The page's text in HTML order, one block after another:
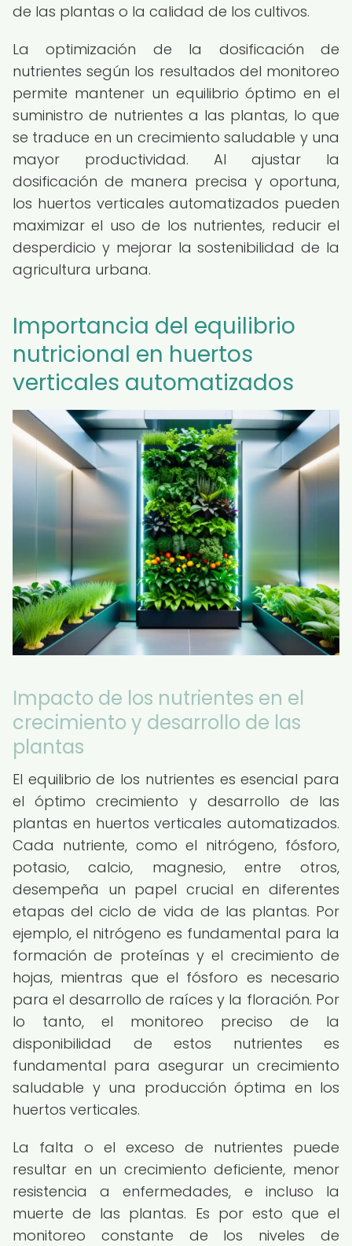
de las plantas o la calidad de los cultivos.
La optimización de la dosificación de
nutrientes según los resultados del monitoreo
permite mantener un equilibrio óptimo en el
suministro de nutrientes a las plantas, lo que
se traduce en un crecimiento saludable y una
mayor productividad. Al ajustar la
dosificación de manera precisa y oportuna,
los huertos verticales automatizados pueden
maximizar el uso de los nutrientes, reducir el
desperdicio y mejorar la sostenibilidad de la
agricultura urbana.
Importancia del equilibrio
nutricional en huertos
verticales automatizados
Impacto de los nutrientes en el
crecimiento y desarrollo de las
plantas
El equilibrio de los nutrientes es esencial para
el óptimo crecimiento y desarrollo de las
plantas en huertos verticales automatizados.
Cada nutriente, como el nitrógeno, fósforo,
potasio, calcio, magnesio, entre otros,
desempeña un papel crucial en diferentes
etapas del ciclo de vida de las plantas. Por
ejemplo, el nitrógeno es fundamental para la
formación de proteínas y el crecimiento de
hojas, mientras que el fósforo es necesario
para el desarrollo de raíces y la floración. Por
lo tanto, el monitoreo preciso de la
disponibilidad de estos nutrientes es
fundamental para asegurar un crecimiento
saludable y una producción óptima en los
huertos verticales.
La falta o el exceso de nutrientes puede
resultar en un crecimiento deficiente, menor
resistencia a enfermedades, e incluso la
muerte de las plantas. Es por esto que el
monitoreo constante de los niveles de